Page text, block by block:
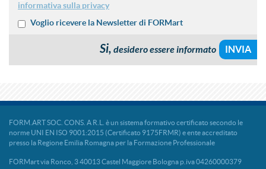
informativa sulla privacy
Voglio ricevere la Newsletter di FORMart
Si, desidero essere informato
FORM.ART SOC. CONS. A R.L. è un sistema formativo certificato secondo le
norme UNI EN ISO 9001:2015 (Certificato 9175FRMR) e ente accreditato
presso la Regione Emilia Romagna per la Formazione Professionale
FORMart via Ronco, 3 40013 Castel Maggiore Bologna p.iva 04260000379